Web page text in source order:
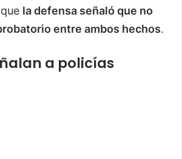
la defensa señaló que no
entre ambos hechos.
a policías